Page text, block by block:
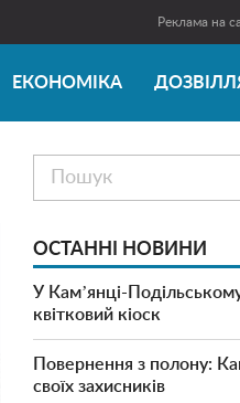
Реклама на
ЕКОНОМІКА
ОСТАННІ НОВИНИ
У Камʼянці-
квітковий кіоск
Повернення з полону:
своїх захисників